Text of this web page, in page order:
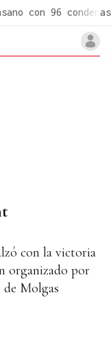
con 96 condenas
con la victoria
organizado por
Molgas